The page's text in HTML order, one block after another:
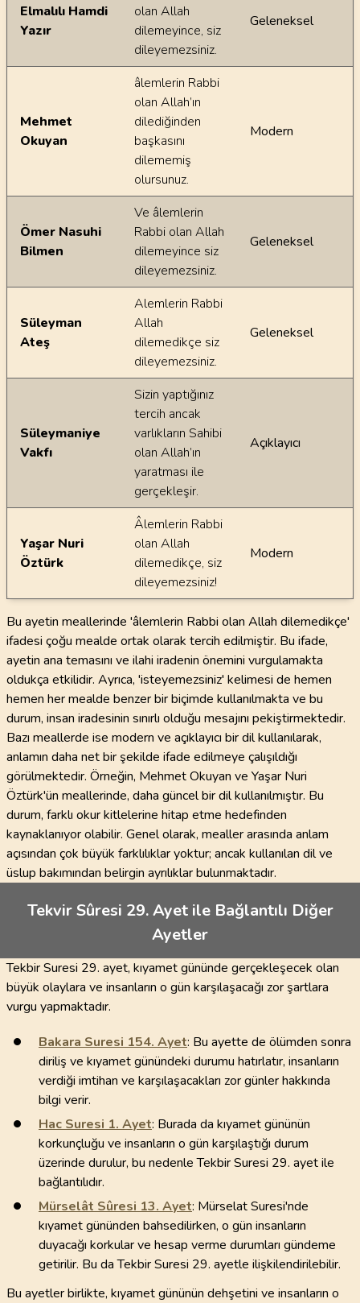
Elmalılı Hamdi
Yazır
olan Allah
dilemeyince, siz
dileyemezsiniz.
Geleneksel
Mehmet
Okuyan
âlemlerin Rabbi
olan Allah’ın
dilediğinden
başkasını
dilememiş
olursunuz.
Modern
Ömer Nasuhi
Bilmen
Ve âlemlerin
Rabbi olan Allah
dilemeyince siz
dileyemezsiniz.
Geleneksel
Süleyman
Ateş
Alemlerin Rabbi
Allah
dilemedikçe siz
dileyemezsiniz.
Geleneksel
Süleymaniye
Vakfı
Sizin yaptığınız
tercih ancak
varlıkların Sahibi
olan Allah’ın
yaratması ile
gerçekleşir.
Açıklayıcı
Yaşar Nuri
Öztürk
Âlemlerin Rabbi
olan Allah
dilemedikçe, siz
dileyemezsiniz!
Modern
Bu ayetin meallerinde 'âlemlerin Rabbi olan Allah dilemedikçe'
ifadesi çoğu mealde ortak olarak tercih edilmiştir. Bu ifade,
ayetin ana temasını ve ilahi iradenin önemini vurgulamakta
oldukça etkilidir. Ayrıca, 'isteyemezsiniz' kelimesi de hemen
hemen her mealde benzer bir biçimde kullanılmakta ve bu
durum, insan iradesinin sınırlı olduğu mesajını pekiştirmektedir.
Bazı meallerde ise modern ve açıklayıcı bir dil kullanılarak,
anlamın daha net bir şekilde ifade edilmeye çalışıldığı
görülmektedir. Örneğin, Mehmet Okuyan ve Yaşar Nuri
Öztürk'ün meallerinde, daha güncel bir dil kullanılmıştır. Bu
durum, farklı okur kitlelerine hitap etme hedefinden
kaynaklanıyor olabilir. Genel olarak, mealler arasında anlam
açısından çok büyük farklılıklar yoktur; ancak kullanılan dil ve
üslup bakımından belirgin ayrılıklar bulunmaktadır.
Tekvir Sûresi 29. Ayet ile Bağlantılı Diğer
Ayetler
Tekbir Suresi 29. ayet, kıyamet gününde gerçekleşecek olan
büyük olaylara ve insanların o gün karşılaşacağı zor şartlara
vurgu yapmaktadır.
Bakara Suresi 154. Ayet: Bu ayette de ölümden sonra
diriliş ve kıyamet günündeki durumu hatırlatır, insanların
verdiği imtihan ve karşılaşacakları zor günler hakkında
bilgi verir.
Hac Suresi 1. Ayet: Burada da kıyamet gününün
korkunçluğu ve insanların o gün karşılaştığı durum
üzerinde durulur, bu nedenle Tekbir Suresi 29. ayet ile
bağlantılıdır.
Mürselât Sûresi 13. Ayet: Mürselat Suresi'nde
kıyamet gününden bahsedilirken, o gün insanların
duyacağı korkular ve hesap verme durumları gündeme
getirilir. Bu da Tekbir Suresi 29. ayetle ilişkilendirilebilir.
Bu ayetler birlikte, kıyamet gününün dehşetini ve insanların o